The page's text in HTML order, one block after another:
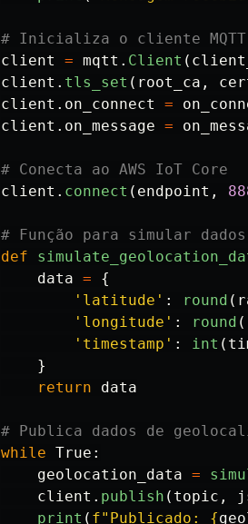
client
= mqtt . Client (
client . tls_set ( root_ca ,
client . on_connect =
client . on_message =
client . connect ( endpoint ,
def
data =
{
' latitude ' : round (
' longitude ' : round (
' timestamp ' : int (
}
return
data
while True :
geolocation_data =
client . publish ( topic ,
print ( f" Publicado: {